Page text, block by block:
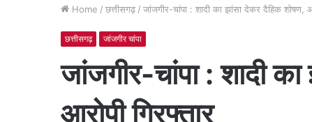
Home / छत्तीसगढ़ / जांजगीर-चांपा : शादी का झांसा देकर दैहिक शोषण,
छत्तीसगढ़ जांजगीर चांपा
जांजगीर-चांपा : शादी
आरोपी गिरफ्तार